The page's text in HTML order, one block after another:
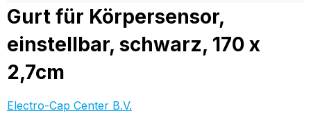
Gurt für Körpersensor,
einstellbar, schwarz, 170 x
2,7cm
Electro-Cap Center B.V.